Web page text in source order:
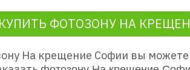
КУПИТЬ ФОТОЗОНУ НА
На крещение Софии вы